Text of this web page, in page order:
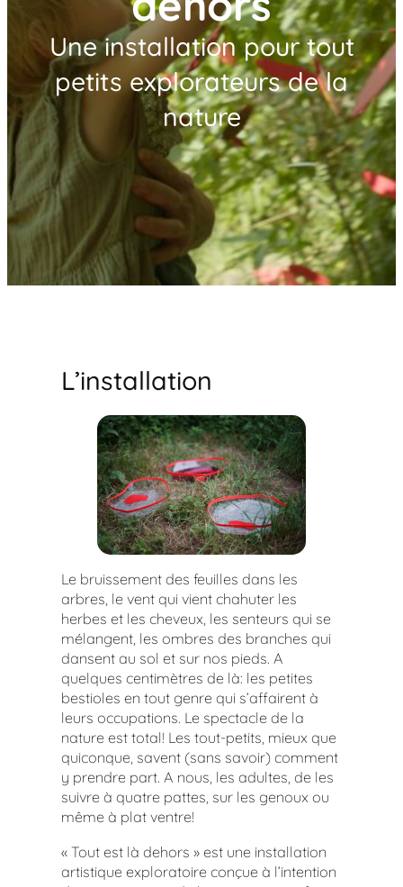
Une installation pour tout
petits explorateurs de la
nature
L’installation
Le bruissement des feuilles dans les
arbres, le vent qui vient chahuter les
herbes et les cheveux, les senteurs qui se
mélangent, les ombres des branches qui
dansent au sol et sur nos pieds. A
quelques centimètres de là: les petites
bestioles en tout genre qui s’affairent à
leurs occupations. Le spectacle de la
nature est total! Les tout-petits, mieux que
quiconque, savent (sans savoir) comment
y prendre part. A nous, les adultes, de les
suivre à quatre pattes, sur les genoux ou
même à plat ventre!
« Tout est là dehors » est une installation
artistique exploratoire conçue à l’intention